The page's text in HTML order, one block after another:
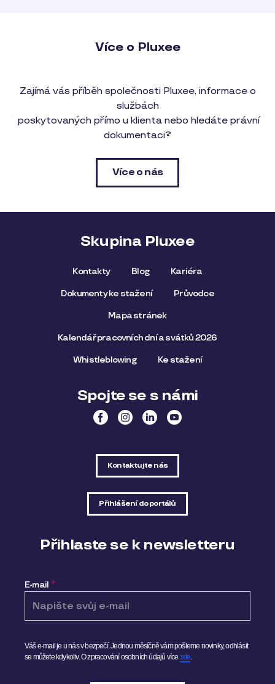
Více o Pluxee
Zajímá vás příběh společnosti Pluxee, informace o
službách
poskytovaných přímo u klienta nebo hledáte právní
dokumentaci?
Více o nás
Skupina Pluxee
Kontakty Blog Kariéra
Dokumenty ke stažení Průvodce
Mapa stránek
Kalendář pracovních dní a svátků 2026
Whistleblowing Ke stažení
Spojte se s námi
Kontaktujte nás
Přihlášení do portálů
Přihlaste se k newsletteru
E-mail *
Váš e-mail je u nás v bezpečí. Jednou měsíčně vám pošleme novinky, odhlásit
se můžete kdykoliv.O zpracování osobních údajů více zde.